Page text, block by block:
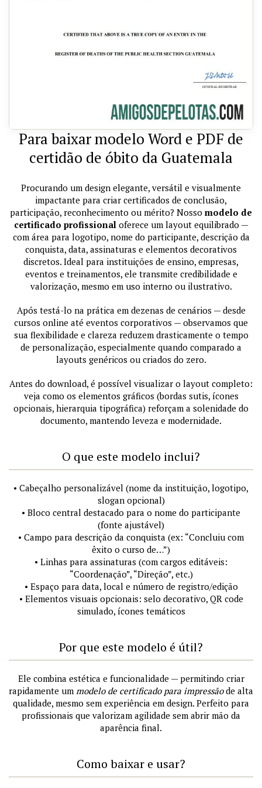
Para baixar modelo Word e PDF de
certidão de óbito da Guatemala
Procurando um design elegante, versátil e visualmente
impactante para criar certificados de conclusão,
participação, reconhecimento ou mérito? Nosso modelo de
certificado profissional oferece um layout equilibrado —
com área para logotipo, nome do participante, descrição da
conquista, data, assinaturas e elementos decorativos
discretos. Ideal para instituições de ensino, empresas,
eventos e treinamentos, ele transmite credibilidade e
valorização, mesmo em uso interno ou ilustrativo.
Após testá-lo na prática em dezenas de cenários — desde
cursos online até eventos corporativos — observamos que
sua flexibilidade e clareza reduzem drasticamente o tempo
de personalização, especialmente quando comparado a
layouts genéricos ou criados do zero.
Antes do download, é possível visualizar o layout completo:
veja como os elementos gráficos (bordas sutis, ícones
opcionais, hierarquia tipográfica) reforçam a solenidade do
documento, mantendo leveza e modernidade.
O que este modelo inclui?
• Cabeçalho personalizável (nome da instituição, logotipo,
slogan opcional)
• Bloco central destacado para o nome do participante
(fonte ajustável)
• Campo para descrição da conquista (ex: “Concluiu com
êxito o curso de…”)
• Linhas para assinaturas (com cargos editáveis:
“Coordenação”, “Direção”, etc.)
• Espaço para data, local e número de registro/edição
• Elementos visuais opcionais: selo decorativo, QR code
simulado, ícones temáticos
Por que este modelo é útil?
Ele combina estética e funcionalidade — permitindo criar
rapidamente um modelo de certificado para impressãode alta
qualidade, mesmo sem experiência em design. Perfeito para
profissionais que valorizam agilidade sem abrir mão da
aparência final.
Como baixar e usar?